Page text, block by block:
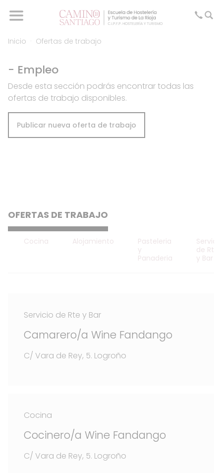
Inicio Ofertas de trabajo
- Empleo
Desde esta sección podrás encontrar todas las
ofertas de trabajo disponibles.
Publicar nueva oferta de trabajo
OFERTAS DE TRABAJO
Cocina Alojamiento
Pasteleria
y
Panaderia
de Rte
y Bar
Servicio de Rte y Bar
Camarero/a Wine Fandango
C/ Vara de Rey, 5. Logroño
Cocina
Cocinero/a Wine Fandango
C/ Vara de Rey, 5. Logroño